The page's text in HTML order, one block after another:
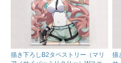
描き下ろしB2タペストリー（マリ
描